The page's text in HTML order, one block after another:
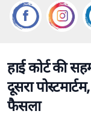
हाई कोर्ट की
दूसरा
फैसला